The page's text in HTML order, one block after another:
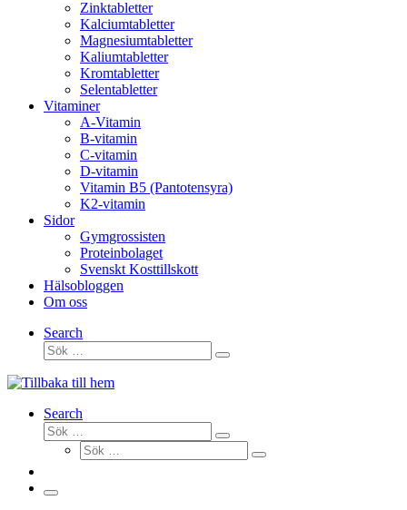
Zinktabletter
Kalciumtabletter
Magnesiumtabletter
Kaliumtabletter
Kromtabletter
Selentabletter
Vitaminer
A-Vitamin
B-vitamin
C-vitamin
D-vitamin
Vitamin B5 (Pantotensyra)
K2-vitamin
Sidor
Gymgrossisten
Proteinbolaget
Svenskt Kosttillskott
Hälsobloggen
Om oss
Search
Sök
Sök
Search
Sök
Sök
Sök
Sök
Meny